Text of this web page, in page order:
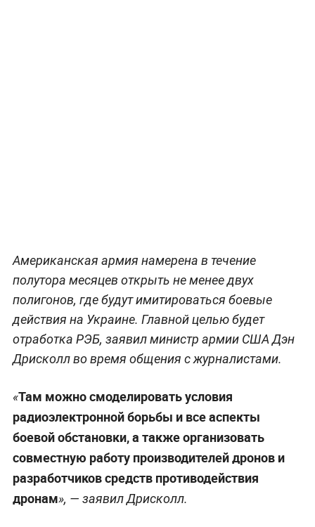
Американская армия намерена в течение
полутора месяцев открыть не менее двух
полигонов, где будут имитироваться боевые
действия на Украине. Главной целью будет
отработка РЭБ, заявил министр армии США Дэн
Дрисколл во время общения с журналистами.
«Там можно смоделировать условия
радиоэлектронной борьбы и все аспекты
боевой обстановки, а также организовать
совместную работу производителей дронов и
разработчиков средств противодействия
дронам», — заявил Дрисколл.